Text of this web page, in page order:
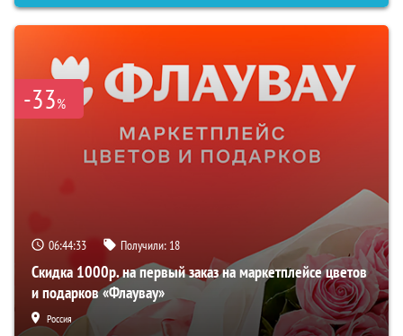
-33%
06:44:31 Получили: 18
Скидка 1000р. на первый заказ на маркетплейсе цветов
и подарков «Флаувау»
Россия